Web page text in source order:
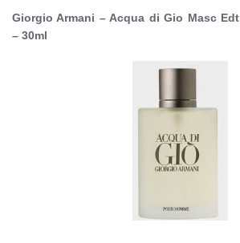
Giorgio Armani – Acqua di Gio Masc Edt
– 30ml